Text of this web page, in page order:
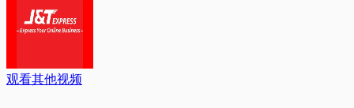
观看其他视频